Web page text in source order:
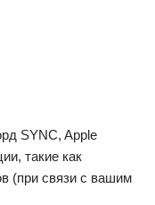
SYNC, Apple
такие как
(при связи с вашим